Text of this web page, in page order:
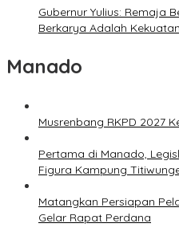
Gubernur Yulius: Remaja
Berkarya Adalah
Manado
Musrenbang RKPD 2027
Pertama di Manado,
Figura Kampung
Matangkan Persiapan
Gelar Rapat Perdana